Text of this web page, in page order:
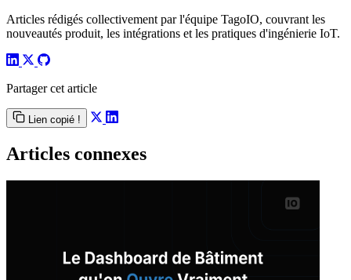
Articles rédigés collectivement par l'équipe TagoIO, couvrant les
nouveautés produit, les intégrations et les pratiques d'ingénierie IoT.
Partager cet article
Lien copié !
Articles connexes